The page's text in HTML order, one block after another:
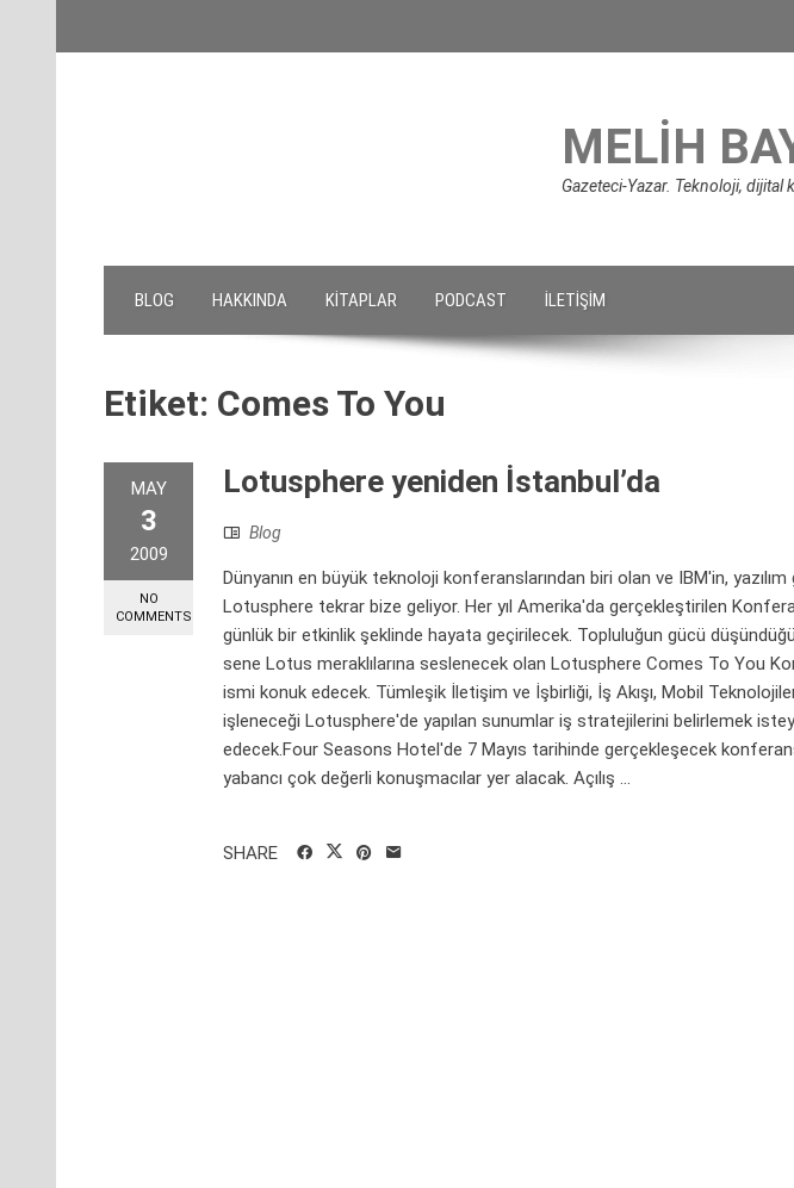
MELIH
Gazeteci-Yazar. Teknoloji, dijital
BLOG HAKKINDA KITAPLAR PODCAST İLETIŞIM
Etiket: Comes To You
MAY
3
2009
NO
COMMENTS
Lotusphere yeniden İstanbul’da
Blog
Dünyanın en büyük teknoloji konferanslarından biri olan ve IBM'in, yazılım
Lotusphere tekrar bize geliyor. Her yıl Amerika'da gerçekleştirilen
günlük bir etkinlik şeklinde hayata geçirilecek. Topluluğun gücü
sene Lotus meraklılarına seslenecek olan Lotusphere Comes To You
ismi konuk edecek. Tümleşik İletişim ve İşbirliği, İş Akışı, Mobil
işleneceği Lotusphere'de yapılan sunumlar iş stratejilerini belirlemek
edecek.Four Seasons Hotel'de 7 Mayıs tarihinde gerçekleşecek
yabancı çok değerli konuşmacılar yer alacak. Açılış ...
SHARE